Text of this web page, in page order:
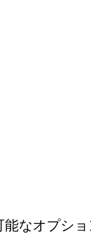
なオプシ